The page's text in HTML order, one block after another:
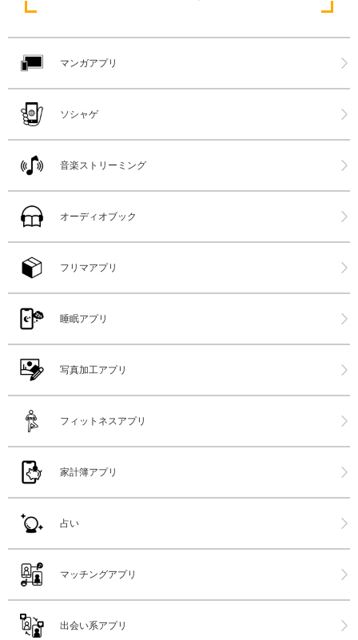
マンガアプリ
ソシャゲ
音楽ストリーミング
オーディオブック
フリマアプリ
睡眠アプリ
写真加工アプリ
フィットネスアプリ
家計簿アプリ
占い
マッチングアプリ
出会い系アプリ